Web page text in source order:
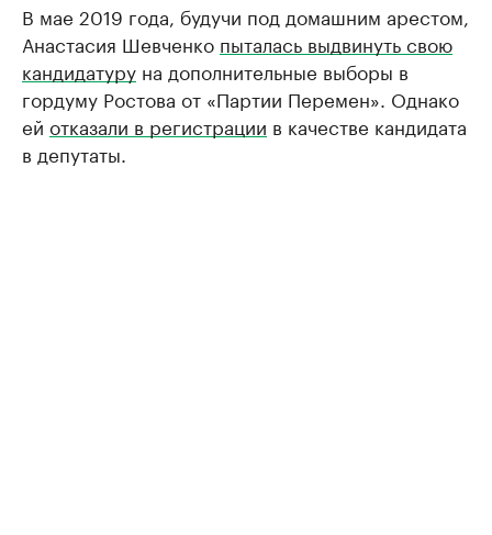
В мае 2019 года, будучи под домашним арестом,
Анастасия Шевченко пыталась выдвинуть свою
кандидатуру на дополнительные выборы в
гордуму Ростова от «Партии Перемен». Однако
ей отказали в регистрации в качестве кандидата
в депутаты.